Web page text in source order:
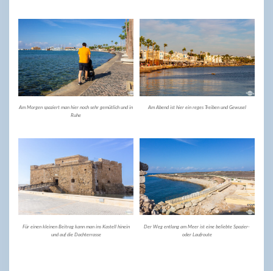
Am Morgen spaziert man hier noch sehr gemütlich und in
Ruhe
Am Abend ist hier ein reges Treiben und Gewusel
Für einen kleinen Beitrag kann man ins Kastell hinein
und auf die Dachterrasse
Der Weg entlang am Meer ist eine beliebte Spazier-
oder Laufroute